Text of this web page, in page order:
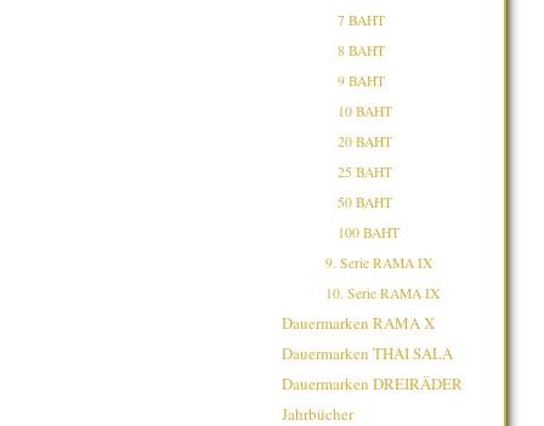
7 BAHT
8 BAHT
9 BAHT
10 BAHT
20 BAHT
25 BAHT
50 BAHT
100 BAHT
9. Serie RAMA IX
10. Serie RAMA IX
Dauermarken RAMA X
Dauermarken THAI SALA
Dauermarken DREIRÄDER
Jahrbücher